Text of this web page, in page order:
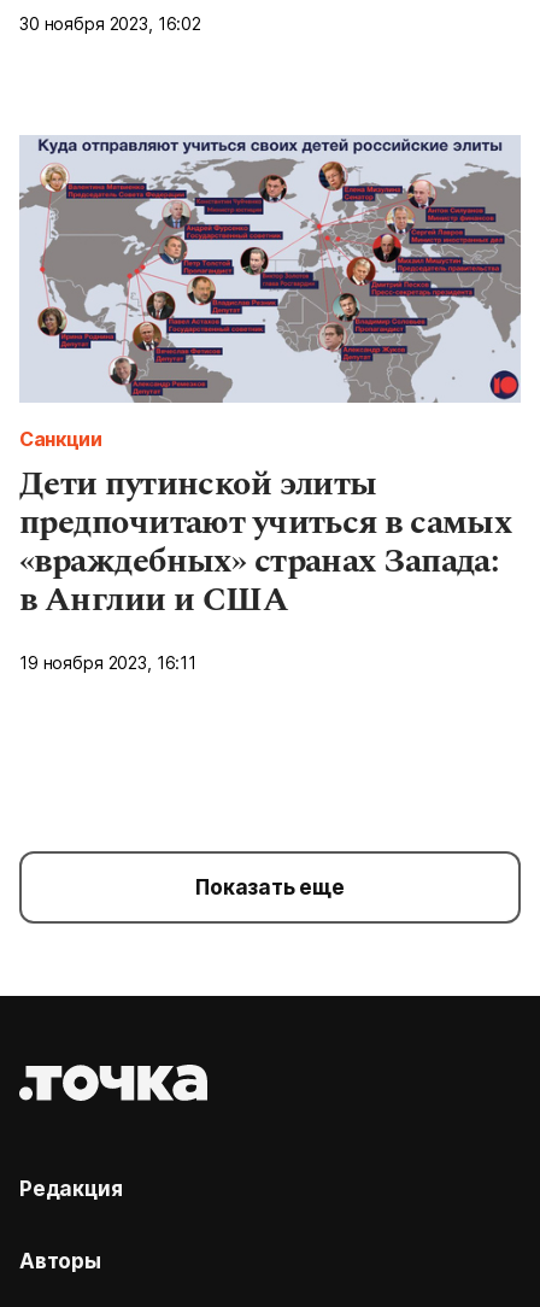
30 ноября 2023, 16:02
Санкции
Дети путинской элиты
предпочитают учиться в самых
«враждебных» странах Запада:
в Англии и США
19 ноября 2023, 16:11
Показать еще
Редакция
Авторы